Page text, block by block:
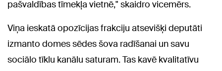
pašvaldības tīmekļa vietnē," skaidro vicemērs.
Viņa ieskatā opozīcijas frakciju atsevišķi deputāti
izmanto domes sēdes šova radīšanai un savu
sociālo tīklu kanālu saturam. Tas kavē kvalitatīvu